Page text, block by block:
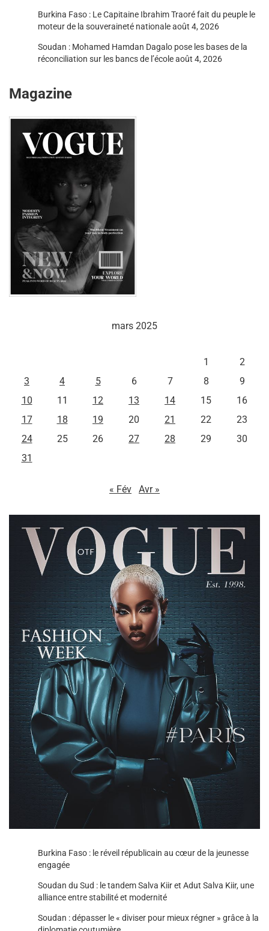
Burkina Faso : Le Capitaine Ibrahim Traoré fait du peuple le
moteur de la souveraineté nationaleaoût 4, 2026
Soudan : Mohamed Hamdan Dagalo pose les bases de la
réconciliation sur les bancs de l’écoleaoût 4, 2026
Magazine
mars 2025
1
2
3
4 5 6 7 8
9
10
11 12 13 14 15
16
17
18 19 20 21 22
23
24
25 26 27 28 29
30
31
« Fév Avr »
Burkina Faso : le réveil républicain au cœur de la jeunesse
engagée
Soudan du Sud : le tandem Salva Kiir et Adut Salva Kiir, une
alliance entre stabilité et modernité
Soudan : dépasser le « diviser pour mieux régner » grâce à la